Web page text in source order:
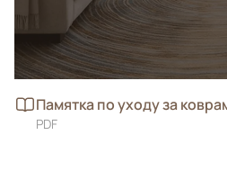
Памятка по уходу за
PDF